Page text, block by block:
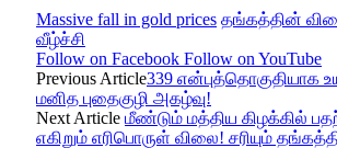
Massive fall in gold prices தங்கத்தின்
வீழ்ச்சி
Follow on Facebook Follow on YouTube
Previous Article339 என்புத்தொகுதியாக
மனித புதைகுழி அகழ்வு!
Next Article மீண்டும் மத்திய கிழக்கில்
எகிறும் எரிபொருள் விலை! சரியும்